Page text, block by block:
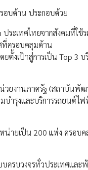
อบด้าน ประกอบด้วย
เทศไทยจากสังคมที่ใช้
ที่ครอบคลุมด้าน
ตั้งเป้าสู่การเป็น Top 3
วยงานภาครัฐ (สถาบัน
ำรุงและบริการรถยนต์ไ
น่ายเป็น 200 แห่ง ครอบ
บบครบวงจรทั่วประเทศ